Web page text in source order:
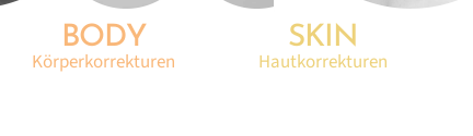
BODY
Körperkorrekturen
SKIN
Hautkorrekturen